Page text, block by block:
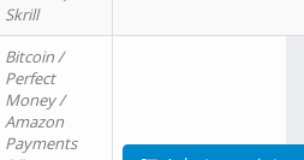
Skrill
Bitcoin /
Perfect
Money /
Amazon
Payments